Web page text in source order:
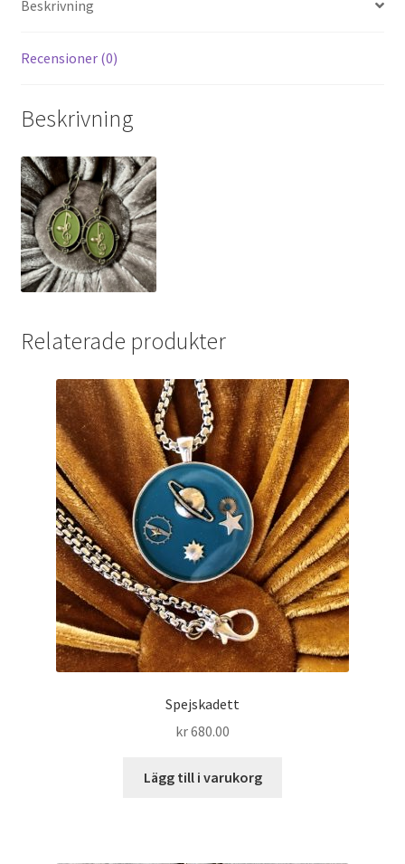
Beskrivning
Recensioner (0)
Beskrivning
Relaterade produkter
Spejskadett
kr680.00
Lägg till i varukorg